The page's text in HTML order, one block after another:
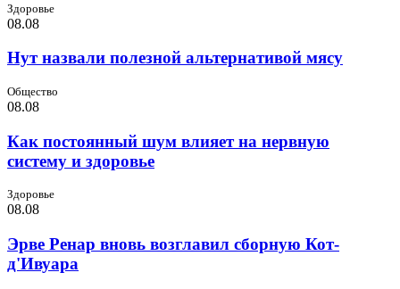
Здоровье
08.08
Нут назвали полезной альтернативой мясу
Общество
08.08
Как постоянный шум влияет на нервную
систему и здоровье
Здоровье
08.08
Эрве Ренар вновь возглавил сборную Кот-
д'Ивуара